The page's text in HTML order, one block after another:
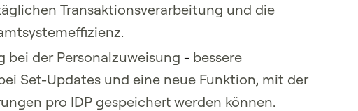
Transaktionsverarbeitung und die
bei der Personalzuweisung -bessere
Set-Updates und eine neue Funktion, mit der
pro IDP gespeichert werden können.